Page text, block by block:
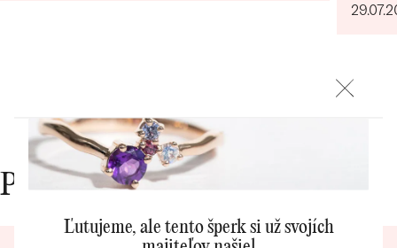
Wave kolekcia
OBJAVIŤ
Prečo nakupovať v Eppi
Ľutujeme, ale tento šperk si už svojích